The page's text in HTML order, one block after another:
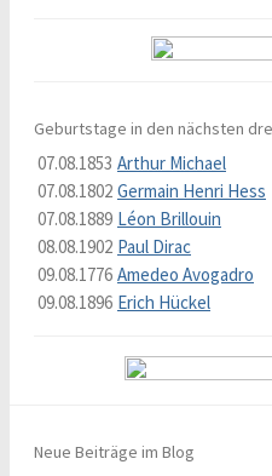
Geburtstage in den nächsten
07.08.1853 Arthur Michael
07.08.1802 Germain Henri Hess
07.08.1889 Léon Brillouin
08.08.1902 Paul Dirac
09.08.1776 Amedeo Avogadro
09.08.1896 Erich Hückel
Neue Beiträge im Blog